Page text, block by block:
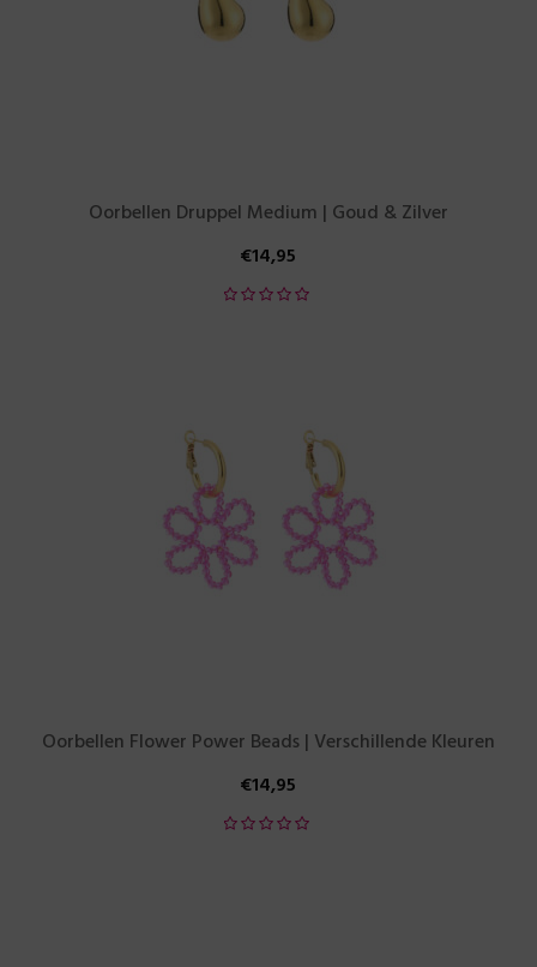
Oorbellen Druppel Medium | Goud & Zilver
€14,95
Oorbellen Flower Power Beads | Verschillende Kleuren
€14,95